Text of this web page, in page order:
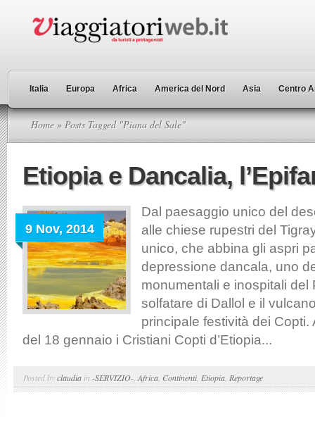
Italia Europa Africa America del Nord Asia Centro
Home » Posts Tagged "Piana del Sale"
Etiopia e Dancalia,
9 Nov, 2014
Dal paesaggio unico del
alle chiese rupestri del
unico, che abbina gli aspri
depressione dancala, uno
monumentali e inospitali del
solfatare di Dallol e il
principale festività dei Copti.
del 18 gennaio i Cristiani Copti d’Etiopia...
Posted byclaudia in -SERVIZIO- Africa Continenti, Etiopia Reportage